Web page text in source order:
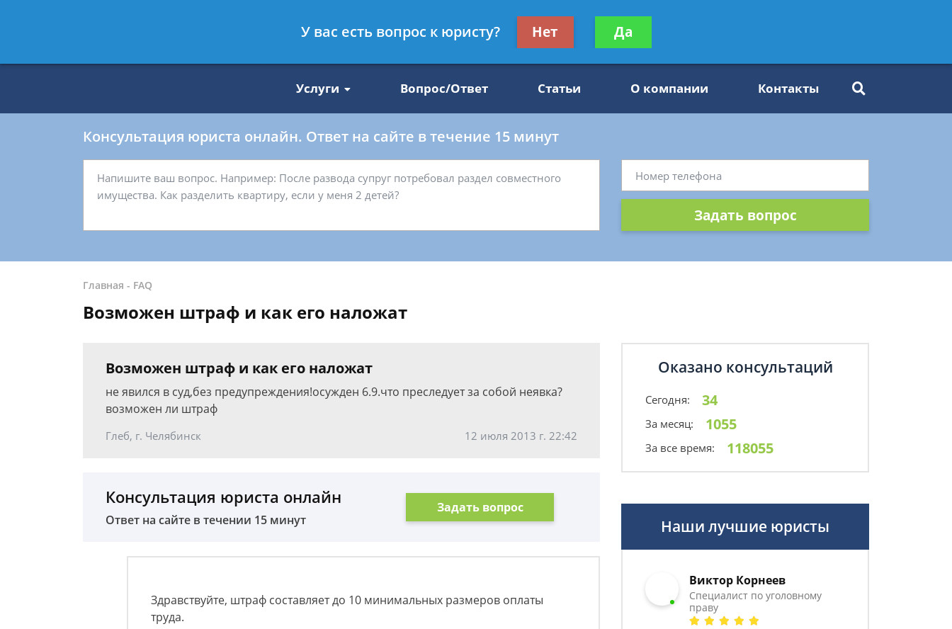
8 812 509-27-47
Получите консультацию
бесплатно
Услуги Вопрос/Ответ Статьи О компании Контакты
Консультация юриста онлайн. Ответ на сайте в течение 15 минут
Задать вопрос
Главная - FAQ
Возможен штраф и как его наложат
Возможен штраф и как его наложат
не явился в суд,без предупреждения!осужден 6.9.что преследует за собой неявка?
возможен ли штраф
Глеб, г. Челябинск 12 июля 2013 г. 22:42
Консультация юриста онлайн
Ответ на сайте в течении 15 минут
Задать вопрос
Здравствуйте, штраф составляет до 10 минимальных размеров оплаты
труда.
Оказано консультаций
Сегодня: 34
За месяц: 1055
За все время: 118055
Наши лучшие юристы
Виктор Корнеев
Cпециалист по уголовному
праву
У вас есть вопрос к юристу? Нет Да